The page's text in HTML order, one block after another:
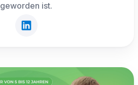
geworden ist.